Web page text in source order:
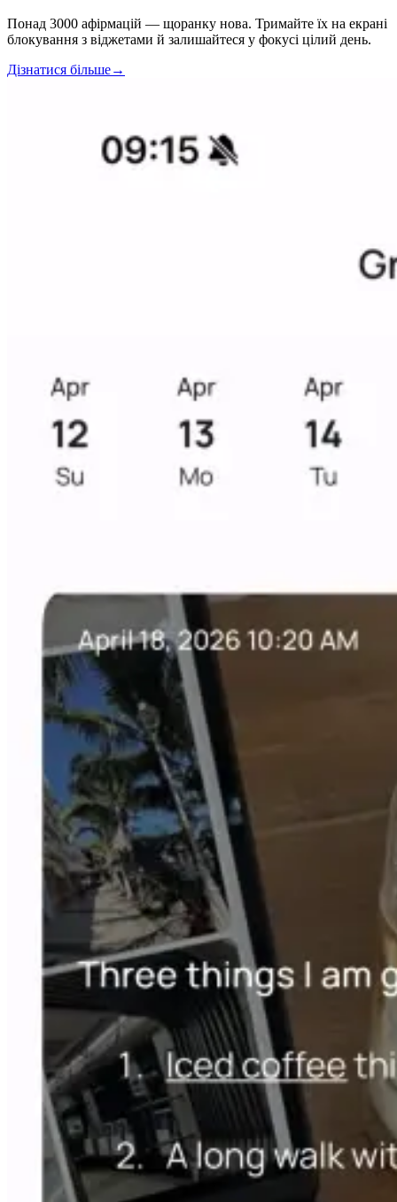
Понад 3000 афірмацій — щоранку нова. Тримайте їх на екрані
блокування з віджетами й залишайтеся у фокусі цілий день.
Дізнатися більше→